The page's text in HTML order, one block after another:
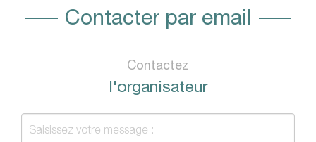
Contacter par email
Contactez
l'organisateur